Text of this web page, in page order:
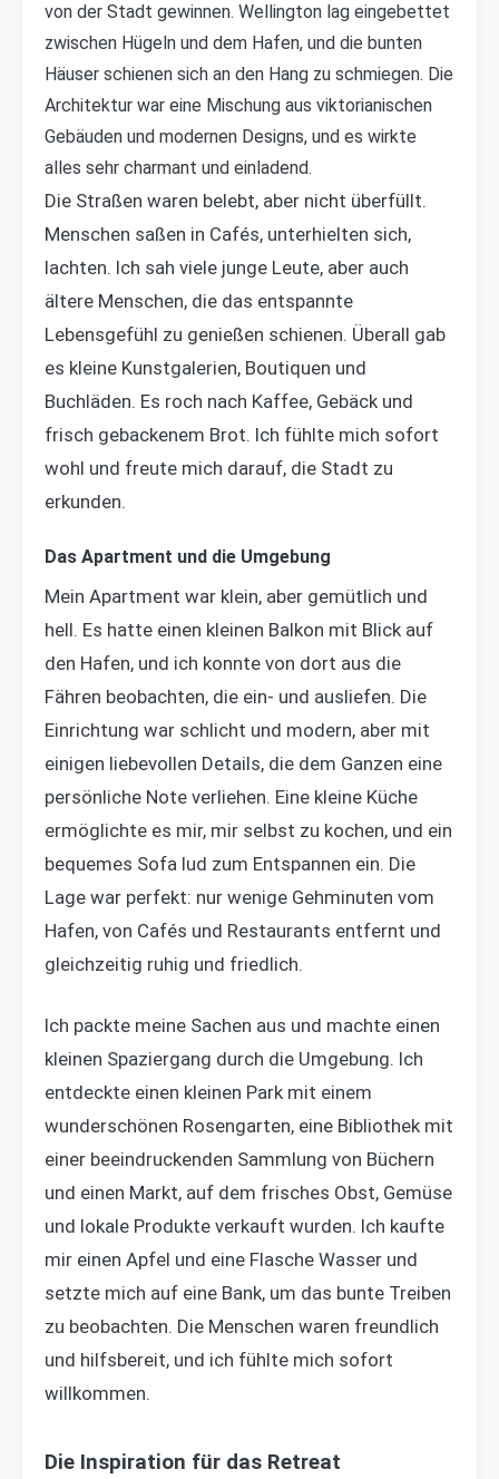
von der Stadt gewinnen. Wellington lag eingebettet
zwischen Hügeln und dem Hafen, und die bunten
Häuser schienen sich an den Hang zu schmiegen. Die
Architektur war eine Mischung aus viktorianischen
Gebäuden und modernen Designs, und es wirkte
alles sehr charmant und einladend.
Die Straßen waren belebt, aber nicht überfüllt.
Menschen saßen in Cafés, unterhielten sich,
lachten. Ich sah viele junge Leute, aber auch
ältere Menschen, die das entspannte
Lebensgefühl zu genießen schienen. Überall gab
es kleine Kunstgalerien, Boutiquen und
Buchläden. Es roch nach Kaffee, Gebäck und
frisch gebackenem Brot. Ich fühlte mich sofort
wohl und freute mich darauf, die Stadt zu
erkunden.
Das Apartment und die Umgebung
Mein Apartment war klein, aber gemütlich und
hell. Es hatte einen kleinen Balkon mit Blick auf
den Hafen, und ich konnte von dort aus die
Fähren beobachten, die ein- und ausliefen. Die
Einrichtung war schlicht und modern, aber mit
einigen liebevollen Details, die dem Ganzen eine
persönliche Note verliehen. Eine kleine Küche
ermöglichte es mir, mir selbst zu kochen, und ein
bequemes Sofa lud zum Entspannen ein. Die
Lage war perfekt: nur wenige Gehminuten vom
Hafen, von Cafés und Restaurants entfernt und
gleichzeitig ruhig und friedlich.
Ich packte meine Sachen aus und machte einen
kleinen Spaziergang durch die Umgebung. Ich
entdeckte einen kleinen Park mit einem
wunderschönen Rosengarten, eine Bibliothek mit
einer beeindruckenden Sammlung von Büchern
und einen Markt, auf dem frisches Obst, Gemüse
und lokale Produkte verkauft wurden. Ich kaufte
mir einen Apfel und eine Flasche Wasser und
setzte mich auf eine Bank, um das bunte Treiben
zu beobachten. Die Menschen waren freundlich
und hilfsbereit, und ich fühlte mich sofort
willkommen.
Die Inspiration für das Retreat